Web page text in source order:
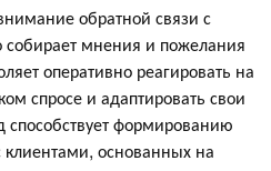
обратной связи с
собирает мнения и пожелания
оперативно реагировать на
спросе и адаптировать свои
формированию
основанных на